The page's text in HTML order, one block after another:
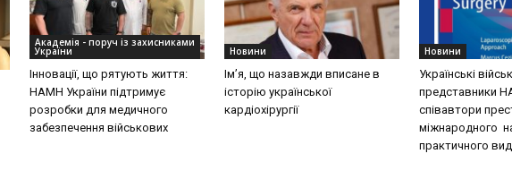
Академія - поруч із захисниками
України
Інновації, що рятують життя:
НАМН України підтримує
розробки для медичного
забезпечення військових
Новини
Ім’я, що назавжди вписане в
історію української
кардіохірургії
Новини
Українські
представники
співавтори
міжнародного
практичного